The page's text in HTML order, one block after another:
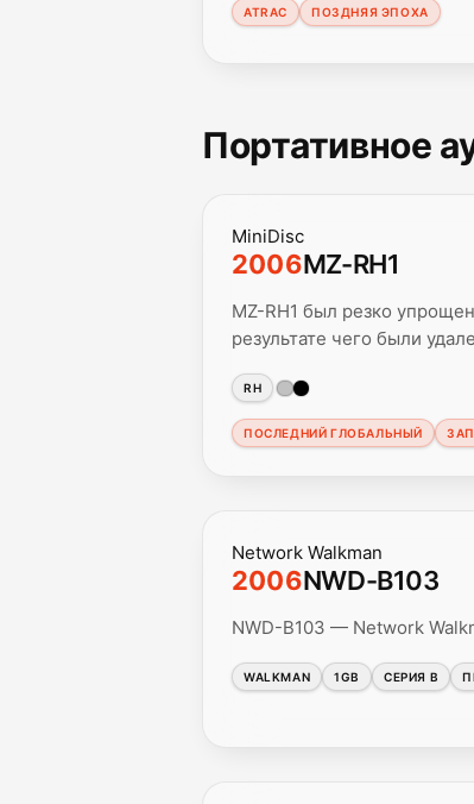
ATRAC ПОЗДНЯЯ ЭПОХА
Портативное
MiniDisc
2006MZ-RH1
MZ-RH1 был резко
результате чего были
RH
ПОСЛЕДНИЙ ГЛОБАЛЬНЫЙ
Network Walkman
2006NWD-B103
NWD-B103 — Network
WALKMAN 1GB СЕРИЯ B